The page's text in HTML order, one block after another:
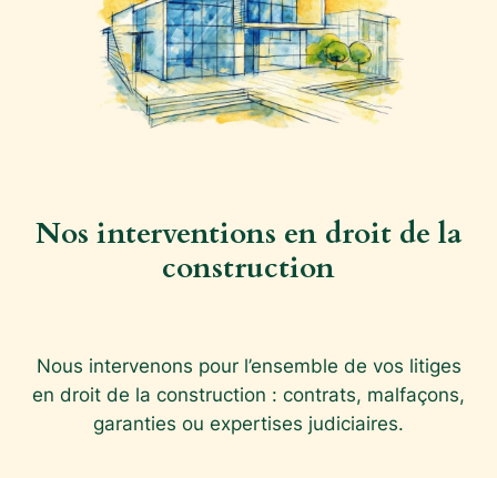
Nos interventions en droit de la
construction
Nous intervenons pour l’ensemble de vos litiges
en droit de la construction : contrats, malfaçons,
garanties ou expertises judiciaires.